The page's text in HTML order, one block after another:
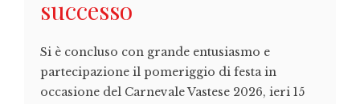
successo
Si è concluso con grande entusiasmo e
partecipazione il pomeriggio di festa in
occasione del Carnevale Vastese 2026, ieri 15